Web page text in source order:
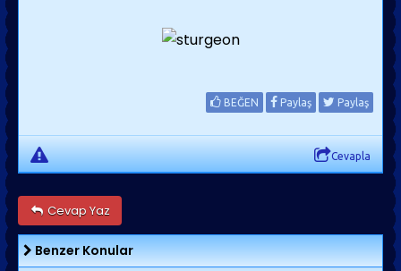
BEĞEN Paylaş Paylaş
Cevapla
Cevap Yaz
Benzer Konular